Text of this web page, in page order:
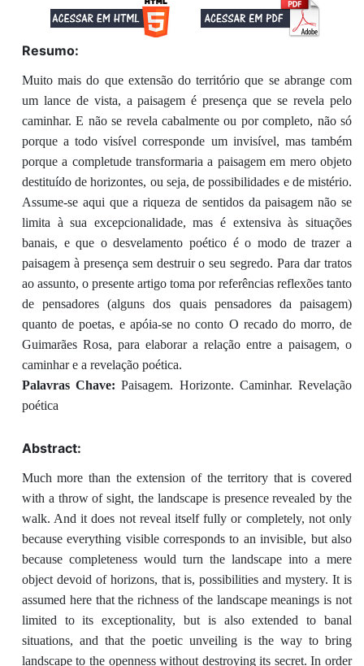
Resumo:
Muito mais do que extensão do território que se abrange com
um lance de vista, a paisagem é presença que se revela pelo
caminhar. E não se revela cabalmente ou por completo, não só
porque a todo visível corresponde um invisível, mas também
porque a completude transformaria a paisagem em mero objeto
destituído de horizontes, ou seja, de possibilidades e de mistério.
Assume-se aqui que a riqueza de sentidos da paisagem não se
limita à sua excepcionalidade, mas é extensiva às situações
banais, e que o desvelamento poético é o modo de trazer a
paisagem à presença sem destruir o seu segredo. Para dar tratos
ao assunto, o presente artigo toma por referências reflexões tanto
de pensadores (alguns dos quais pensadores da paisagem)
quanto de poetas, e apóia-se no conto O recado do morro, de
Guimarães Rosa, para elaborar a relação entre a paisagem, o
caminhar e a revelação poética.
Palavras Chave:Paisagem. Horizonte. Caminhar. Revelação
poética
Abstract:
Much more than the extension of the territory that is covered
with a throw of sight, the landscape is presence revealed by the
walk. And it does not reveal itself fully or completely, not only
because everything visible corresponds to an invisible, but also
because completeness would turn the landscape into a mere
object devoid of horizons, that is, possibilities and mystery. It is
assumed here that the richness of the landscape meanings is not
limited to its exceptionality, but is also extended to banal
situations, and that the poetic unveiling is the way to bring
landscape to the openness without destroying its secret. In order